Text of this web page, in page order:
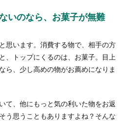
いのなら、お菓子が無難
思います。消費する物で、相手の方
、トップにくるのは、お菓子。目上
ら、少し高めの物がお薦めになりま
て、他にもっと気の利いた物をお返
う思うこともありますよね？そんな